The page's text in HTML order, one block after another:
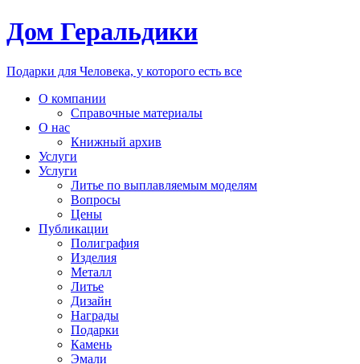
Дом Геральдики
Подарки для Человека, у которого есть все
О компании
Справочные материалы
О нас
Книжный архив
Услуги
Услуги
Литье по выплавляемым моделям
Вопросы
Цены
Публикации
Полиграфия
Изделия
Металл
Литье
Дизайн
Награды
Подарки
Камень
Эмали